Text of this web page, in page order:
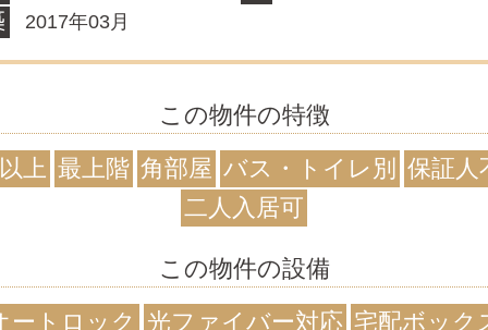
2017年03月
この物件の特徴
上 最上階 角部屋 バス・トイレ別
保証人
二人入居可
この物件の設備
ートロック
光ファイバー対応 宅配ボック